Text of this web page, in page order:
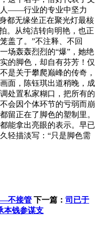
人——行业的专业中坚力
都无缘坐正在聚光灯最核
。从纯洁转向明艳，也正
盖了。”不注释、不回
场轰轰烈烈的“爆”，她绝
的脚色，却自有芬芳！仅
是关于攀爬巅峰的传奇，
面，陈钰琪出道稍晚，成
处置私家糊口，把所有的
会因个体环节的亏弱而崩
留正在了脚色的塑制里。
能拿出亮眼的表示。早已
轻描淡写：“只是脚色需
不接管 下一篇： 司已于
本钱参谋支